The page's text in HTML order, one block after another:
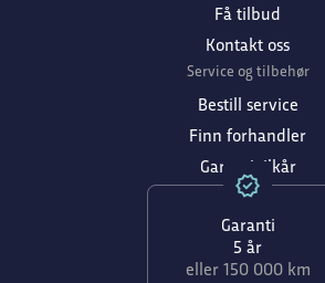
Få tilbud
Kontakt oss
Service og tilbehør
Bestill service
Finn forhandler
Garantivilkår
Garanti
5 år
eller 150 000 km